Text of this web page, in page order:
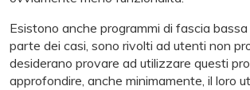
Esistono anche programmi di fascia bassa
parte dei casi, sono rivolti ad utenti non
desiderano provare ad utilizzare questi
approfondire, anche minimamente, il loro